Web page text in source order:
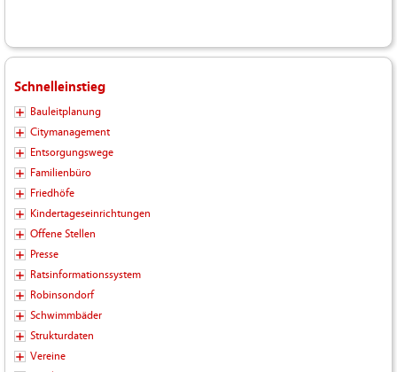
Schnelleinstieg
Bauleitplanung
Citymanagement
Entsorgungswege
Familienbüro
Friedhöfe
Kindertageseinrichtungen
Offene Stellen
Presse
Ratsinformationssystem
Robinsondorf
Schwimmbäder
Strukturdaten
Vereine